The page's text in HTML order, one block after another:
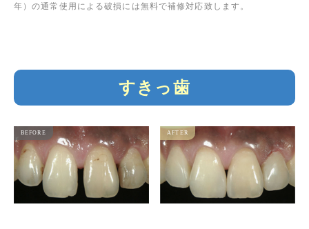
年）の通常使用による破損には無料で補修対応致します。
すきっ歯